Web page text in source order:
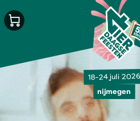
18-24 juli 2026
nijmegen